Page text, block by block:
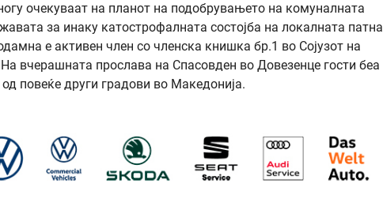
очекуваат на планот на подобрувањето на комуналната
за инаку катострофалната состојба на локалната патна
е активен член со членска книшка бр.1 во Сојузот на
вчерашната прослава на Спасовден во Довезенце гости беа
повеќе други градови во Македонија.